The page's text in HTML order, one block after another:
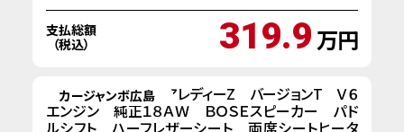
支払総額
（税込）
319.9万円
カージャンボ広島
H２３y 日産 フェアレディーZ バージョンT Ｖ６
エンジン 純正１８ＡＷ ＢＯＳＥスピーカー パド
ルシフト ハーフレザーシート 両席シートヒータ